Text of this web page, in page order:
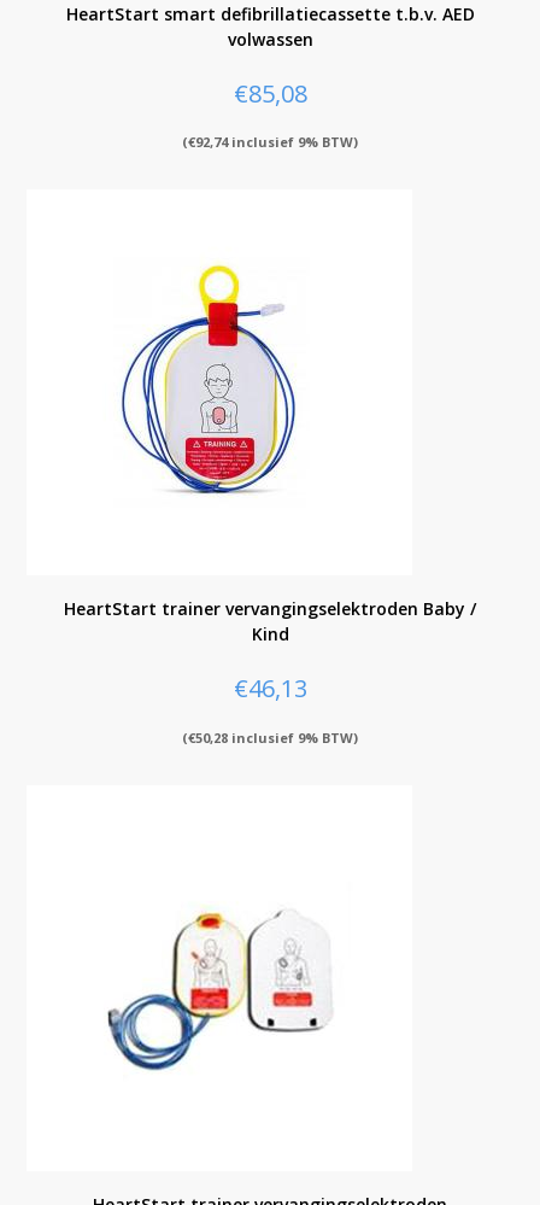
HeartStart smart defibrillatiecassette t.b.v. AED
volwassen
€85,08
(€92,74inclusief 9% BTW)
HeartStart trainer vervangingselektroden Baby /
Kind
€46,13
(€50,28 inclusief 9% BTW)